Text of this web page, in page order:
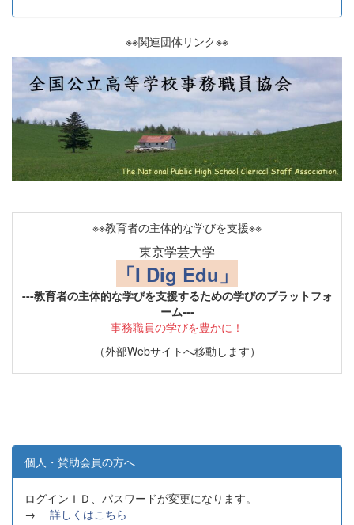
※※関連団体リンク※※
※※教育者の主体的な学びを支援※※
東京学芸大学
「I Dig Edu」
---教育者の主体的な学びを支援するための学びのプラットフォ
ーム---
事務職員の学びを豊かに！
（外部Webサイトへ移動します）
個人・賛助会員の方へ
ログインＩＤ、パスワードが変更になります。
→ 詳しくはこちら